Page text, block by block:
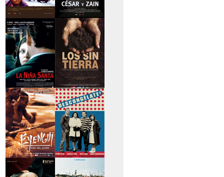
>Caravan >César y Zain
>La niña santa >Los sin tierra
>Eyengui, El Dios
del sueño